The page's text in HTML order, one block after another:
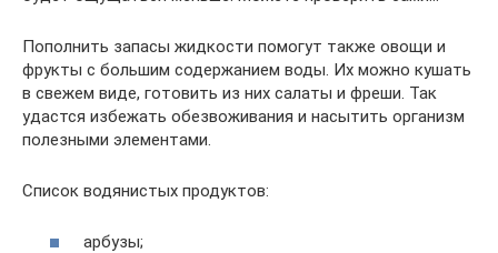
Пополнить запасы жидкости помогут также овощи и
фрукты с большим содержанием воды. Их можно кушать
в свежем виде, готовить из них салаты и фреши. Так
удастся избежать обезвоживания и насытить организм
полезными элементами.
Список водянистых продуктов:
арбузы;